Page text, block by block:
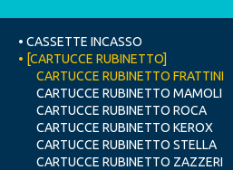
• CASSETTE INCASSO
• [CARTUCCE RUBINETTO]
CARTUCCE RUBINETTO FRATTINI
CARTUCCE RUBINETTO MAMOLI
CARTUCCE RUBINETTO ROCA
CARTUCCE RUBINETTO KEROX
CARTUCCE RUBINETTO STELLA
CARTUCCE RUBINETTO ZAZZERI